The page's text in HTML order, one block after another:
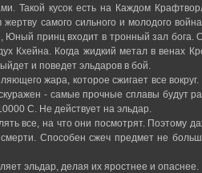
Такой кусок есть на Каждом
самого сильного и молодого
принц входит в тронный зал бога.
Кхейна. Когда жидкий метал в венах
и поведет эльдаров в бой.
жара, которое сжигает все вокруг.
- самые прочные сплавы будут
С. Не действует на эльдар.
все, на что они посмотрят. Поэтому
Способен сжеч предмет не
эльдар, делая их яростнее и опаснее.